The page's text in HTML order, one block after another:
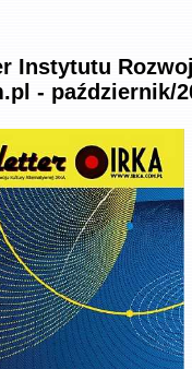
Instytutu
- październik/